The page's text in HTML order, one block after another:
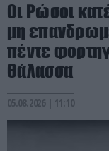
Οι Ρώσοι
μη
πέντε
Θάλασσα
05.08.2026 | 11:10